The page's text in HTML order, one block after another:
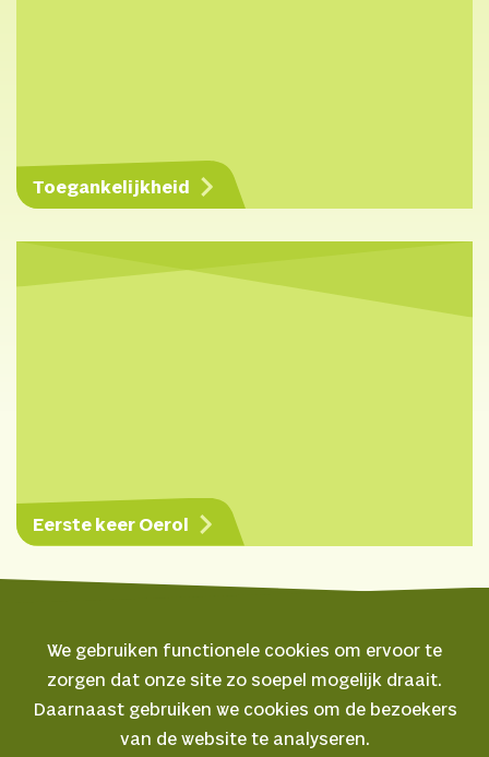
Toegankelijkheid
Eerste keer Oerol
© 2026 Oerol
We gebruiken functionele cookies om ervoor te
zorgen dat onze site zo soepel mogelijk draait.
Daarnaast gebruiken we cookies om de bezoekers
van de website te analyseren.